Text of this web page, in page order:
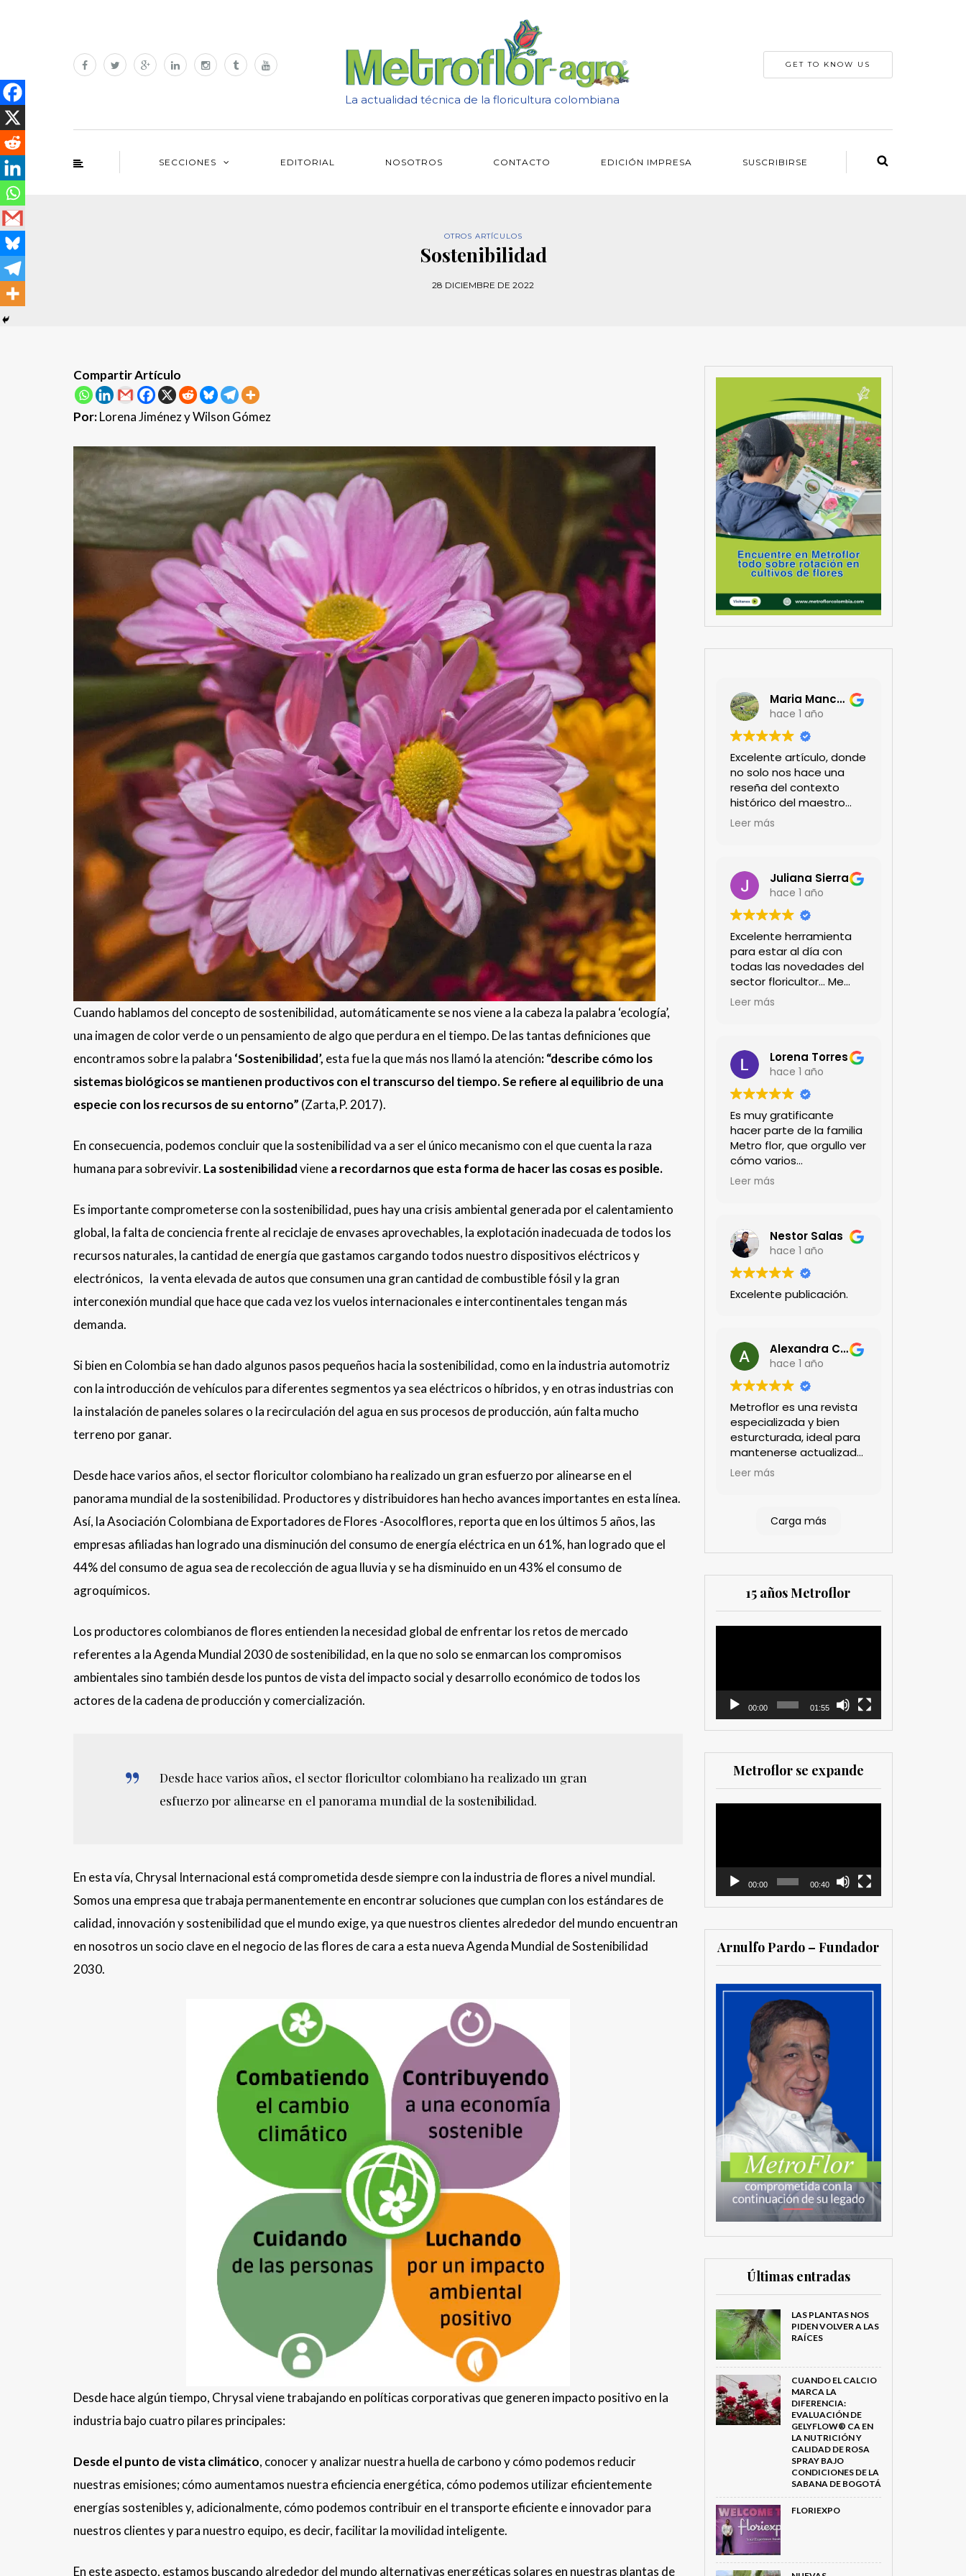
La actualidad técnica de la floricultura colombiana
GET TO KNOW US
SECCIONES EDITORIAL NOSOTROS CONTACTO EDICIÓN IMPRESA SUSCRIBIRSE
OTROS ARTÍCULOS
Sostenibilidad
28 DICIEMBRE DE 2022
Compartir Artículo
Por:Lorena Jiménez y Wilson Gómez
Cuando hablamos del concepto de sostenibilidad, automáticamente se nos viene a la cabeza la palabra ‘ecología’,
una imagen de color verde o un pensamiento de algo que perdura en el tiempo. De las tantas definiciones que
encontramos sobre la palabra ‘Sostenibilidad’, esta fue la que más nos llamó la atención: “describe cómo los
sistemas biológicos se mantienen productivos con el transcurso del tiempo. Se refiere al equilibrio de una
especie con los recursos de su entorno” (Zarta,P. 2017).
En consecuencia, podemos concluir que la sostenibilidad va a ser el único mecanismo con el que cuenta la raza
humana para sobrevivir. La sostenibilidadvienea recordarnos que esta forma de hacer las cosas es posible.
Es importante comprometerse con la sostenibilidad, pues hay una crisis ambiental generada por el calentamiento
global, la falta de conciencia frente al reciclaje de envases aprovechables, la explotación inadecuada de todos los
recursos naturales, la cantidad de energía que gastamos cargando todos nuestro dispositivos eléctricos y
electrónicos, la venta elevada de autos que consumen una gran cantidad de combustible fósil y la gran
interconexión mundial que hace que cada vez los vuelos internacionales e intercontinentales tengan más
demanda.
Si bien en Colombia se han dado algunos pasos pequeños hacia la sostenibilidad, como en la industria automotriz
con la introducción de vehículos para diferentes segmentos ya sea eléctricos o híbridos, y en otras industrias con
la instalación de paneles solares o la recirculación del agua en sus procesos de producción, aún falta mucho
terreno por ganar.
Desde hace varios años, el sector floricultor colombiano ha realizado un gran esfuerzo por alinearse en el
panorama mundial de la sostenibilidad. Productores y distribuidores han hecho avances importantes en esta línea.
Así, la Asociación Colombiana de Exportadores de Flores -Asocolflores, reporta que en los últimos 5 años, las
empresas afiliadas han logrado una disminución del consumo de energía eléctrica en un 61%, han logrado que el
44% del consumo de agua sea de recolección de agua lluvia y se ha disminuido en un 43% el consumo de
agroquímicos.
Los productores colombianos de flores entienden la necesidad global de enfrentar los retos de mercado
referentes a la Agenda Mundial 2030 de sostenibilidad, en la que no solo se enmarcan los compromisos
ambientales sino también desde los puntos de vista del impacto social y desarrollo económico de todos los
actores de la cadena de producción y comercialización.
Desde hace varios años, el sector floricultor colombiano ha realizado un gran
esfuerzo por alinearse en el panorama mundial de la sostenibilidad.
En esta vía, Chrysal Internacional está comprometida desde siempre con la industria de flores a nivel mundial.
Somos una empresa que trabaja permanentemente en encontrar soluciones que cumplan con los estándares de
calidad, innovación y sostenibilidad que el mundo exige, ya que nuestros clientes alrededor del mundo encuentran
en nosotros un socio clave en el negocio de las flores de cara a esta nueva Agenda Mundial de Sostenibilidad
2030.
Desde hace algún tiempo, Chrysal viene trabajando en políticas corporativas que generen impacto positivo en la
industria bajo cuatro pilares principales:
Desde el punto de vista climático, conocer y analizar nuestra huella de carbono y cómo podemos reducir
nuestras emisiones; cómo aumentamos nuestra eficiencia energética, cómo podemos utilizar eficientemente
energías sostenibles y, adicionalmente, cómo podemos contribuir en el transporte eficiente e innovador para
nuestros clientes y para nuestro equipo, es decir, facilitar la movilidad inteligente.
En este aspecto, estamos buscando alrededor del mundo alternativas energéticas solares en nuestras plantas de
Maria Mancera
hace 1 año
Excelente artículo, donde
no solo nos hace una
reseña del contexto
histórico del maestro
jardinero japonés si no
Felicitaciones!!
Leer más
Juliana Sierra
hace 1 año
Excelente herramienta
para estar al día con
todas las novedades del
sector floricultor... Me
encanta!!!
Leer más
Lorena Torres
hace 1 año
Es muy gratificante
hacer parte de la familia
Metro flor, que orgullo ver
cómo varios
profesionales hombres y
técnicas. Gracias por
mantenernos al día.mil
GRACIAS
Leer más
Nestor Salas
hace 1 año
Excelente publicación.
Alexandra Castillo
hace 1 año
Metroflor es una revista
especializada y bien
esturcturada, ideal para
mantenerse actualizado
en el sector floricultor.
estratégica, las
sector así como los
cubrimientos de los
eventos sociales de las
compañías. Es una
que trabajan en el sector
Leer más
Carga más
15 años Metroflor
00:00 01:55
Metroflor se expande
00:00 00:40
Arnulfo Pardo – Fundador
Últimas entradas
LAS PLANTAS NOS
PIDEN VOLVER A LAS
RAÍCES
CUANDO EL CALCIO
MARCA LA
DIFERENCIA:
EVALUACIÓN DE
GELYFLOW® CA EN
LA NUTRICIÓN Y
CALIDAD DE ROSA
SPRAY BAJO
CONDICIONES DE LA
SABANA DE BOGOTÁ
FLORIEXPO